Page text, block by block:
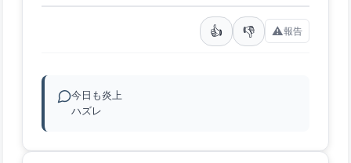
👍 👎 ⚠️報告
今日も炎上
ハズレ